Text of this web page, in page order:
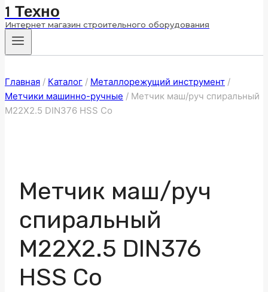
1 Техно
Интернет магазин строительного оборудования
Главная / Каталог / Металлорежущий инструмент /
Метчики машинно-ручные / Метчик маш/руч спиральный
M22X2.5 DIN376 HSS Co
Метчик маш/руч
спиральный
M22X2.5 DIN376
HSS Co